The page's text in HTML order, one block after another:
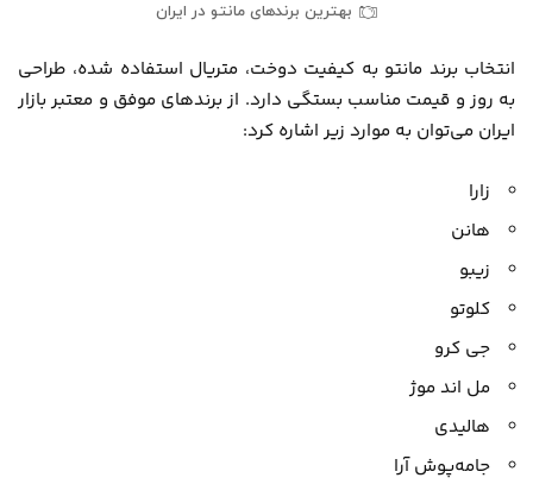
بهترین برندهای مانتو در ایران
انتخاب برند مانتو به کیفیت دوخت، متریال استفاده شده، طراحی
به روز و قیمت مناسب بستگی دارد. از برندهای موفق و معتبر بازار
ایران می‌توان به موارد زیر اشاره کرد:
زارا
هانن
زیبو
کلوتو
جی کرو
مل اند موژ
هالیدی
جامه‌پوش آرا